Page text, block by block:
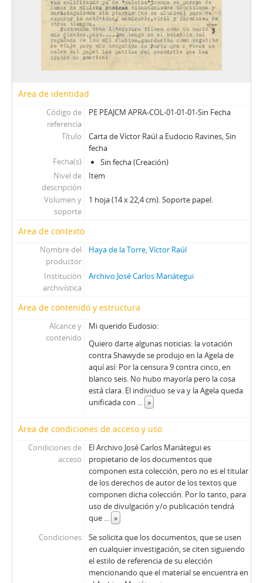
Área de identidad
Código de
referencia
PE PEAJCM APRA-COL-01-01-01-Sin Fecha
Título
Carta de Víctor Raúl a Eudocio Ravines, Sin
fecha
Fecha(s)
Sin fecha (Creación)
Nivel de
descripción
Item
Volumen y
soporte
1 hoja (14 x 22,4 cm). Soporte papel.
Área de contexto
Nombre del
productor
Haya de la Torre, Víctor Raúl
Institución
archivística
Archivo José Carlos Mariátegui
Área de contenido y estructura
Alcance y
contenido
Mi querido Eudosio:
Quiero darte algunas noticias: la votación
contra Shawyde se produjo en la Agela de
aquí así: Por la censura 9 contra cinco, en
blanco seis. No hubo mayoría pero la cosa
está clara. El individuo se va y la Agela queda
unificada con ... »
Área de condiciones de acceso y uso
Condiciones de
acceso
El Archivo José Carlos Mariátegui es
propietario de los documentos que
componen esta colección, pero no es el titular
de los derechos de autor de los textos que
componen dicha colección. Por lo tanto, para
uso de divulgación y/o publicación tendrá
que ... »
Condiciones
Se solicita que los documentos, que se usen
en cualquier investigación, se citen siguiendo
el estilo de referencia de su elección
mencionando que el material se encuentra en